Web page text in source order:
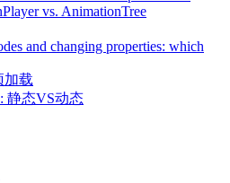
vs. AnimationTree
and changing properties: which
加载
静态VS动态